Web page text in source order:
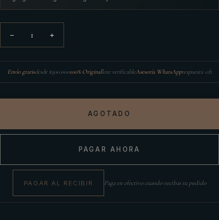
− 1 +
Envío gratisdesde $300.000100% Originallote verificableAsesoría WhatsApprespuesta <1h
AGOTADO
PAGAR AHORA
PAGAR AL RECIBIR Paga en efectivo cuando recibas tu pedido